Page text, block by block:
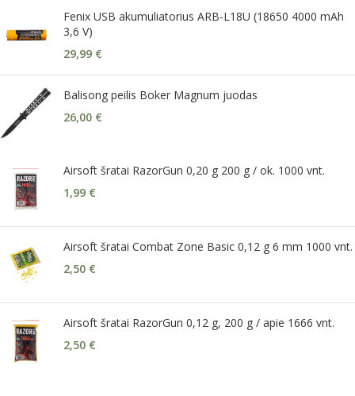
Fenix USB akumuliatorius ARB-L18U (18650 4000 mAh
3,6 V)
29,99 €
Balisong peilis Boker Magnum juodas
26,00 €
Airsoft šratai RazorGun 0,20 g 200 g / ok. 1000 vnt.
1,99 €
Airsoft šratai Combat Zone Basic 0,12 g 6 mm 1000 vnt.
2,50 €
Airsoft šratai RazorGun 0,12 g, 200 g / apie 1666 vnt.
2,50 €